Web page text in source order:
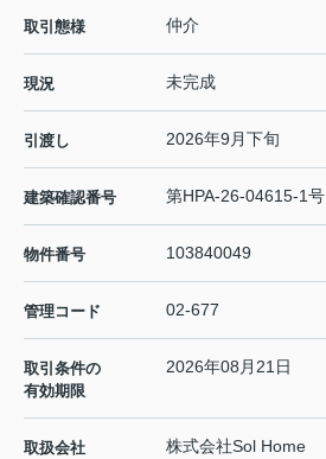
取引態様 仲介
現況 未完成
引渡し 2026年9月下旬
建築確認番号 第HPA-26-04615-1号
物件番号 103840049
管理コード 02-677
取引条件の
有効期限
2026年08月21日
取扱会社
株式会社Sol Home